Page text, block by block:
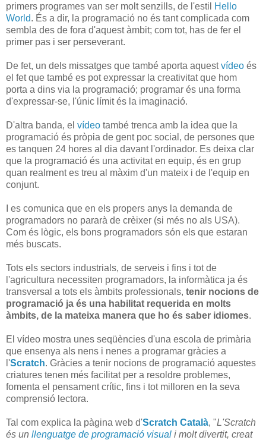
primers programes van ser molt senzills, de l'estil
Hello
World. És a dir, la programació no és tant complicada com
sembla des de fora d'aquest àmbit; com tot, has de fer el
primer pas i ser perseverant.
De fet, un dels missatges que també aporta aquestvídeo és
el fet que també es pot expressar la creativitat que hom
porta a dins via la programació; programar és una forma
d'expressar-se, l'únic límit és la imaginació.
D'altra banda, el vídeo també trenca amb la idea que la
programació és pròpia de gent poc social, de persones que
es tanquen 24 hores al dia davant l'ordinador. Es deixa clar
que la programació és una activitat en equip, és en grup
quan realment es treu al màxim d'un mateix i de l'equip en
conjunt.
I es comunica que en els propers anys la demanda de
programadors no pararà de crèixer (si més no als USA).
Com és lògic, els bons programadors són els que estaran
més buscats.
Tots els sectors industrials, de serveis i fins i tot de
l'agricultura necessiten programadors, la informàtica ja és
transversal a tots els àmbits professionals, tenir nocions de
programació ja és una habilitat requerida en molts
àmbits, de la mateixa manera que ho és saber idiomes.
El vídeo mostra unes seqüències d'una escola de primària
que ensenya als nens i nenes a programar gràcies a
l'Scratch. Gràcies a tenir nocions de programació aquestes
criatures tenen més facilitat per a resoldre problemes,
fomenta el pensament crític, fins i tot milloren en la seva
comprensió lectora.
Tal com explica la pàgina web d'Scratch Català, "L'Scratch
és un llenguatge de programació visual i molt divertit, creat